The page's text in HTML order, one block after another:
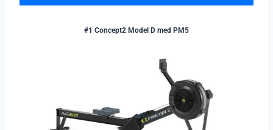
#1 Concept2 Model D med PM5